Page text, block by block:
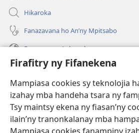
Firafitry ny Fifanekena
Mampiasa cookies sy teknolojia
izahay mba handeha tsara ny
Tsy maintsy ekena ny fiasan’ny
ilain’ny tranonkalanay mba
Hikaroka
Fanazavana ho An’ny Mpitsabo
Fanazavana Ankapobeny
Fanampiana
Fanomezana
(manokatra
rohy)
FITEHIRIZAM-BOKIN’NY
(manokatra